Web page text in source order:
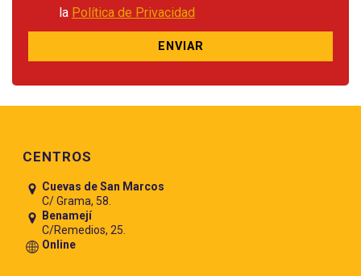
la Política de Privacidad
CENTROS
Cuevas de San Marcos
C/ Grama, 58.
Benamejí
C/Remedios, 25.
Online